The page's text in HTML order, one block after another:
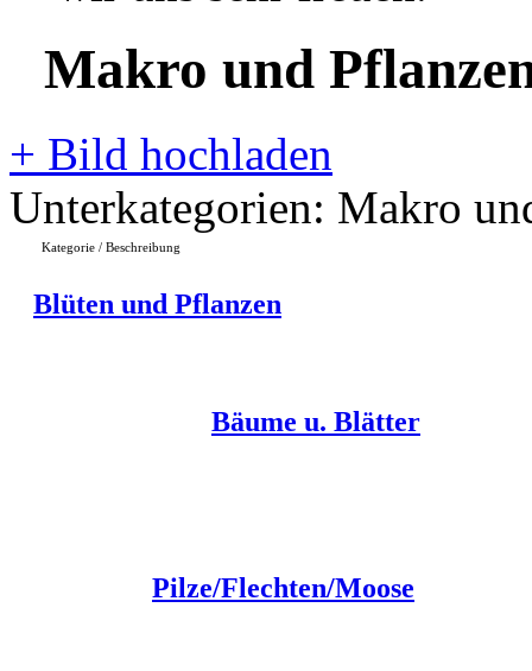
Makro und
+ Bild hochladen
Unterkategorien: Makro
Kategorie / Beschreibung
Blüten und Pflanzen
Bäume u. Blätter
Pilze/Flechten/Moose